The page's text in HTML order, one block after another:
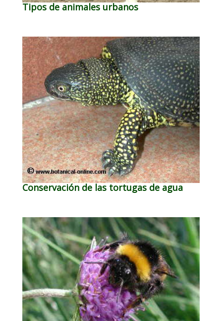
Tipos de animales urbanos
Conservación de las tortugas de agua